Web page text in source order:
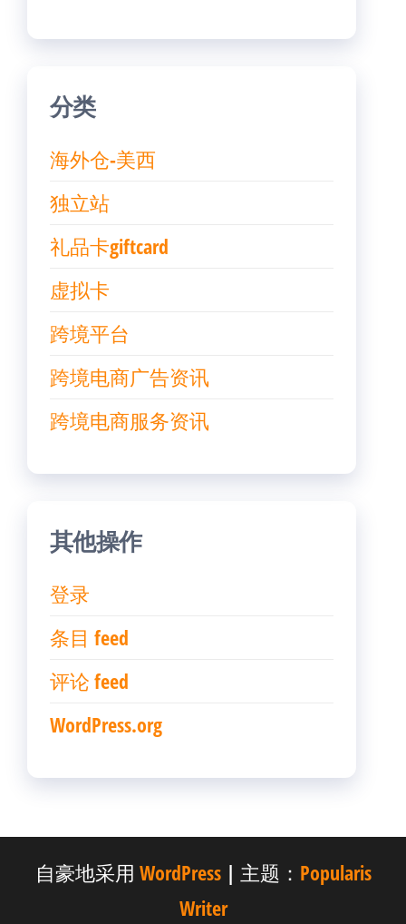
分类
海外仓-美西
独立站
礼品卡giftcard
虚拟卡
跨境平台
跨境电商广告资讯
跨境电商服务资讯
其他操作
登录
条目 feed
评论 feed
WordPress.org
自豪地采用 WordPress | 主题： Popularis
Writer